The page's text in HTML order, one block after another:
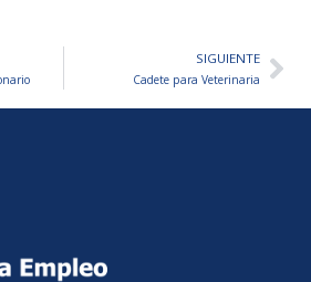
SIGUIENTE
Cadete para Veterinaria